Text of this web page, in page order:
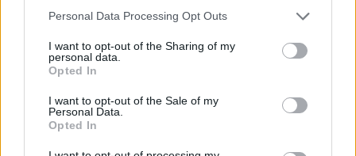
Personal Data Processing Opt Outs
I want to opt-out of the Sharing of my
personal data.
Opted In
I want to opt-out of the Sale of my
Personal Data.
Opted In